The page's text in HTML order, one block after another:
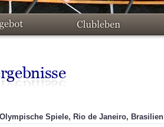
Olympische Spiele, Rio de Janeiro, Brasilien